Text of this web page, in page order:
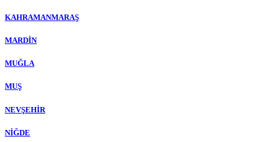
KAHRAMANMARAŞ
MARDİN
MUĞLA
MUŞ
NEVŞEHİR
NİĞDE